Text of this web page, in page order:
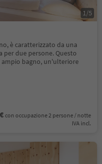
è caratterizzato da una
per due persone. Questo
ampio bagno, un'ulteriore
con occupazione 2 persone / notte
IVA incl.
1 /5